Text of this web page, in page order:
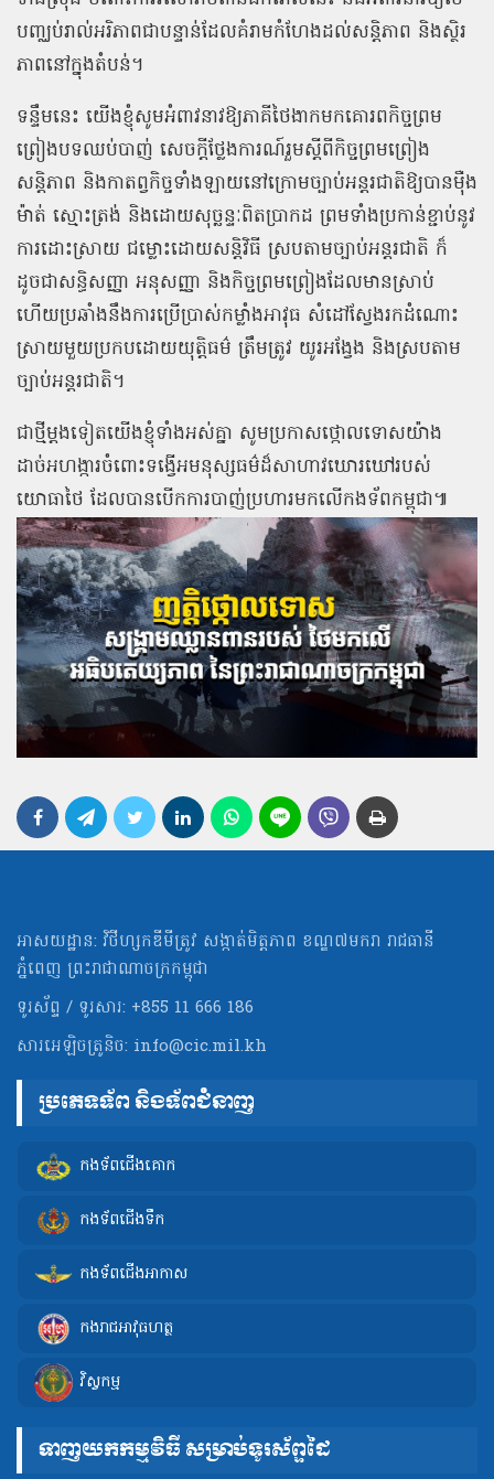
បញ្ឈប់រាល់អរិភាពជាបន្ទាន់ដែលគំរាមកំហែងដល់សន្តិភាព និងស្ថិរ
ភាពនៅក្នុងតំបន់។
ទន្ទឹមនេះ យើងខ្ញុំសូមអំពាវនាវឱ្យភាគីថៃងាកមកគោរពកិច្ចព្រម
ព្រៀងបទឈប់បាញ់ សេចក្ដីថ្លែងការណ៍រួមស្តីពីកិច្ចព្រមព្រៀង
សន្តិភាព និងកាតព្វកិច្ចទាំងឡាយនៅក្រោមច្បាប់អន្ដរជាតិឱ្យបានម៉ឺង
ម៉ាត់ ស្មោះត្រង់ និងដោយសុច្ឆន្ទៈពិតប្រាកដ ព្រមទាំងប្រកាន់ខ្ជាប់នូវ
ការដោះស្រាយ ជម្លោះដោយសន្តិវិធី ស្របតាមច្បាប់អន្ដរជាតិ ក៏
ដូចជាសន្ធិសញ្ញា អនុសញ្ញា និងកិច្ចព្រមព្រៀងដែលមានស្រាប់
ហើយប្រឆាំងនឹងការប្រើប្រាស់កម្លាំងអាវុធ សំដៅស្វែងរកដំណោះ
ស្រាយមួយប្រកបដោយយុត្តិធម៌ ត្រឹមត្រូវ យូរអង្វែង និងស្របតាម
ច្បាប់អន្តរជាតិ។
ជាថ្មីម្តងទៀតយើងខ្ញុំទាំងអស់គ្នា សូមប្រកាសថ្កោលទោសយ៉ាង
ដាច់អហង្ការចំពោះទង្វើអមនុស្សធម៌ដ៏សាហាវឃោរឃៅរបស់
យោធាថៃ ដែលបានបើកការបាញ់ប្រហារមកលើកងទ័ពកម្ពុជា៕
អាសយដ្ឋាន: វិថីហ្សកឌីមីត្រូវ សង្កាត់មិត្ដភាព ខណ្ឌ៧មករា រាជធានី
ភ្នំពេញ ព្រះរាជាណាចក្រកម្ពុជា
ទូរស័ព្ទ / ទូរសារ: +855 11 666 186
សារអេឡិចត្រូនិច: info@cic.mil.kh
ប្រភេទទ័ព និងទ័ពជំនាញ
កងទ័ពជើងគោក
កងទ័ពជើងទឹក
កងទ័ពជើងអាកាស
កងរាជអាវុធហត្ថ
វិស្វកម្ម
ទាញយកកម្មវិធី សម្រាប់ទូរស័ព្ទដៃ